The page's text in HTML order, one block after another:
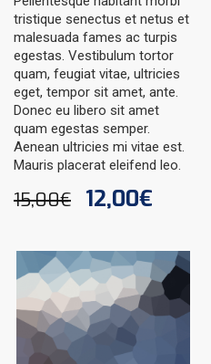
tristique senectus et netus et
malesuada fames ac turpis
egestas. Vestibulum tortor
quam, feugiat vitae, ultricies
eget, tempor sit amet, ante.
Donec eu libero sit amet
quam egestas semper.
Aenean ultricies mi vitae est.
Mauris placerat eleifend leo.
15,00€ Il
era:
15,00€.
12,00€
12,00€.